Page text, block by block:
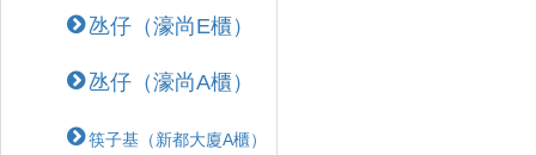
氹仔（濠尚E櫃）
氹仔（濠尚A櫃）
筷子基（新都大廈A櫃）